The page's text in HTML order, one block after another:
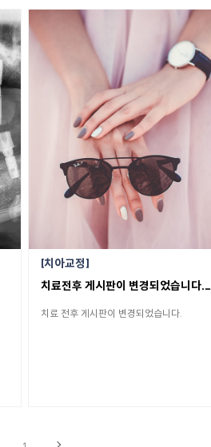
치아교정
치료전후 게시판이 변경되었습니다.
치료 전후 게시판이 변경되었습니다.